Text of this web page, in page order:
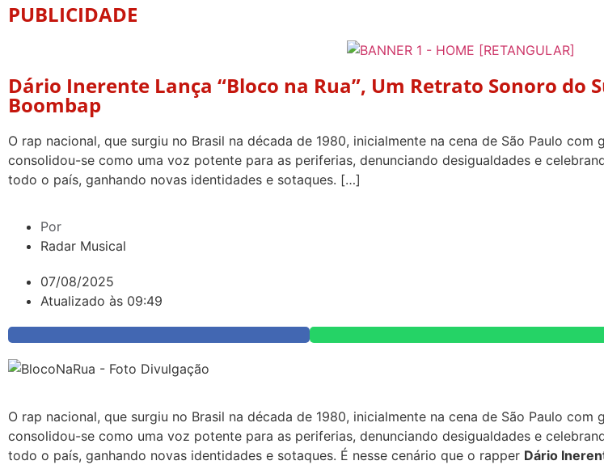
PUBLICIDADE
Dário Inerente Lança “Bloco na Rua”, Um Retrato Sonoro do
Boombap
O rap nacional, que surgiu no Brasil na década de 1980, inicialmente na cena de São Paulo com
consolidou-se como uma voz potente para as periferias, denunciando desigualdades e
todo o país, ganhando novas identidades e sotaques. […]
Por
Radar Musical
07/08/2025
Atualizado às 09:49
O rap nacional, que surgiu no Brasil na década de 1980, inicialmente na cena de São Paulo com
consolidou-se como uma voz potente para as periferias, denunciando desigualdades e
todo o país, ganhando novas identidades e sotaques. É nesse cenário que o rapper Dário